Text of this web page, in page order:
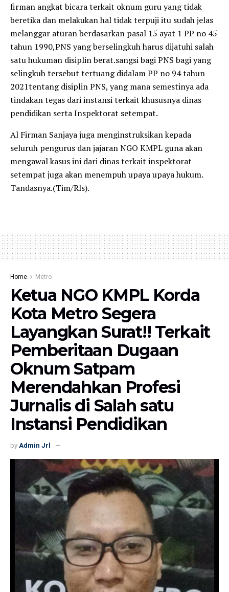
firman angkat bicara terkait oknum guru yang tidak
beretika dan melakukan hal tidak terpuji itu sudah jelas
melanggar aturan berdasarkan pasal 15 ayat 1 PP no 45
tahun 1990,PNS yang berselingkuh harus dijatuhi salah
satu hukuman disiplin berat.sangsi bagi PNS bagi yang
selingkuh tersebut tertuang didalam PP no 94 tahun
2021tentang disiplin PNS, yang mana semestinya ada
tindakan tegas dari instansi terkait khususnya dinas
pendidikan serta Inspektorat setempat.
Al Firman Sanjaya juga menginstruksikan kepada
seluruh pengurus dan jajaran NGO KMPL guna akan
mengawal kasus ini dari dinas terkait inspektorat
setempat juga akan menempuh upaya upaya hukum.
Tandasnya.(Tim/Rls).
Home Metro
Ketua NGO KMPL Korda
Kota Metro Segera
Layangkan Surat!! Terkait
Pemberitaan Dugaan
Oknum Satpam
Merendahkan Profesi
Jurnalis di Salah satu
Instansi Pendidikan
by Admin Jrl